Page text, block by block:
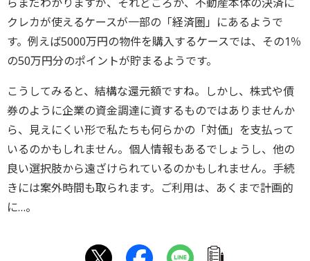
クレカが使えるケースが一部の「経済圏」にあるようで
す。例えば5000万円の物件を購入するケースでは、その1％
の50万円分のポイントが貯まるようです。
こうしてみると、結構な還元額ですね。しかし、株式や債
券のように企業の資金調達に資するものではありませんか
ら、見えにくい形で私たちも何らかの「対価」を支払って
いるのかもしれません。個人情報もあるでしょうし、他の
良い選択肢から遠ざけられているのかもしれません。手続
きには案外時間も取られます。ご利用は、あくまで計画的
に…。